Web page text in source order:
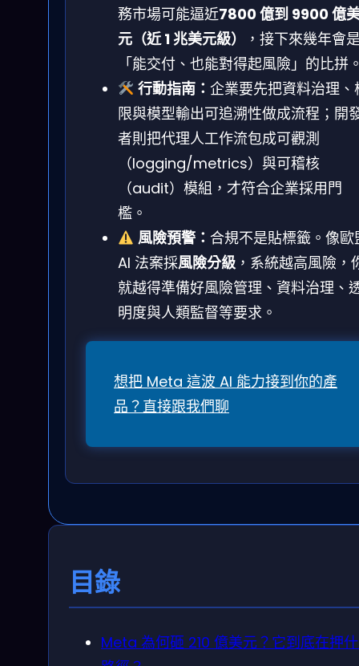
務市場可能逼近7800 億到 9900 億
元（近 1 兆美元級）
，接下來幾年會
「能交付、也能對得起風險」的比拼
行動指南： 企業要先把資料治理、
限與模型輸出可追溯性做成流程；開
者則把代理人工作流包成可觀測
（logging/metrics）與可稽核
（audit）模組，才符合企業採用門
檻。
風險預警： 合規不是貼標籤。像歐
AI 法案採風險分級 ，系統越高風險，
就越得準備好風險管理、資料治理、
明度與人類監督等要求。
想把 Meta 這波 AI 能力接到你的產
品？直接跟我們聊
目錄
Meta 為何砸 210 億美元？它到底在押